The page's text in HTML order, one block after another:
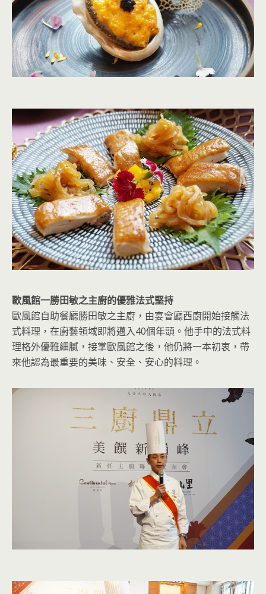
歐風館一勝田敏之主廚的優雅法式堅持
歐風館自助餐廳勝田敏之主廚，由宴會廳西廚開始接觸法
式料理，在廚藝領域即將邁入40個年頭。他手中的法式料
理格外優雅細膩，接掌歐風館之後，他仍將一本初衷，帶
來他認為最重要的美味、安全、安心的料理。